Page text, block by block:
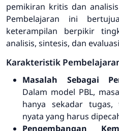
pemikiran kritis dan
Pembelajaran ini
keterampilan berpikir
analisis, sintesis, dan
Karakteristik
Masalah Sebagai
Dalam model PBL,
hanya sekadar
nyata yang harus
Pengembangan